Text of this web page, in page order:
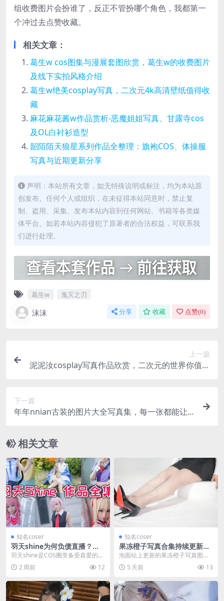
组收费图片会扮谁了，反正不管扮哪个角色，我都第一
个冲过去点赞收藏。
相关文章：
葛生w cos图集与漫展套图欣赏，葛生w的收费图片
及线下实拍风格介绍
葛生w绝美cosplay写真，二次元4k高清壁纸值得收
藏
麻花麻花酱w作品赏析-恶魔姐姐写真、甘露寺cos
及OL白衬衫造型
韶陌陌天狼星系列作品全整理：旗袍COS、体操服
写真与近期更新分享
声明：本站所有文章，如无特殊说明或标注，均为本站原
创发布。任何个人或组织，在未征得本站同意时，禁止复
制、盗用、采集、发布本站内容到任何网站、书籍等各类媒
体平台。如若本站内容侵犯了原著者的合法权益，可联系我
们进行处理。
葛生w 鬼灭之刃
沫沫 分享 收藏 点赞(0)
上一篇
泥泥汝cosplay写真作品欣赏，二次元的世界你值得
下一篇
年年nnian古装的图片大全写真集，每一张都能让
相关文章
知名coser
羽天shine为何负债直播？揭
秘黑历史背后的故事
羽天shine是COS圈里备受喜爱的甜
美精灵，凭借可爱的形象和精湛的C
OS技巧积...
2 周前 12
知名coser
果冻橙子写真合集持续更新
中，这5张图很耐看
泡面站上更新的果冻橙子写真图片
合集，目前有5张图，整体风格清透
耐看。合集标注为持...
5 天前 13